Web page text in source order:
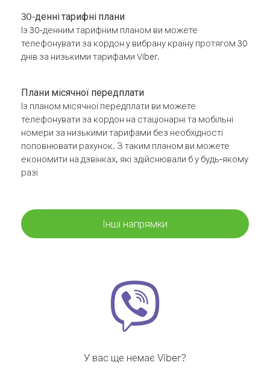
30-денні тарифні плани
Із 30-денним тарифним планом ви можете
телефонувати за кордон у вибрану країну протягом 30
днів за низькими тарифами Viber.
Плани місячної передплати
Із планом місячної передплати ви можете
телефонувати за кордон на стаціонарні та мобільні
номери за низькими тарифами без необхідності
поповнювати рахунок. З таким планом ви можете
економити на дзвінках, які здійснювали б у будь-якому
разі
Інші напрямки
У вас ще немає Viber?